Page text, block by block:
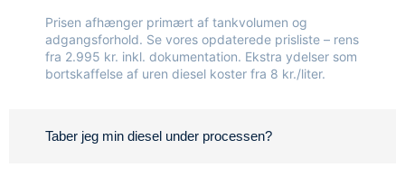
Prisen afhænger primært af tankvolumen og
adgangsforhold. Se vores opdaterede prisliste – rens
fra 2.995 kr. inkl. dokumentation. Ekstra ydelser som
bortskaffelse af uren diesel koster fra 8 kr./liter.
Taber jeg min diesel under processen?